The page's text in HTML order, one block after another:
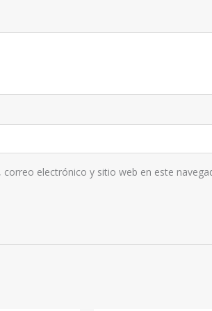
correo electrónico y sitio web en este